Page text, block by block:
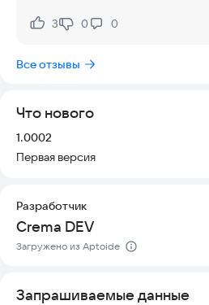
Нравится:
3Не нравится:
0 0
Все отзывы
Что нового
Версия:
1.0002
Первая версия
Разработчик
Crema DEV
Загружено из Aptoide
Запрашиваемые данные